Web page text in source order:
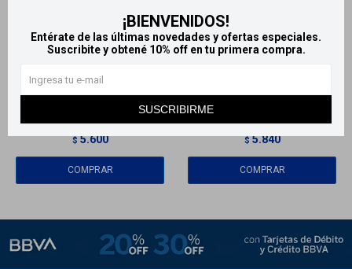
¡BIENVENIDOS!
Entérate de las últimas novedades y ofertas especiales.
Suscribite y obtené 10% off en tu primera compra.
SUSCRIBIRME
LlegaHOY
Emporio Armani Stronger
$ 5.600
LlegaHOY
Paco Rabanne 1 Million edt -
$ 5.840